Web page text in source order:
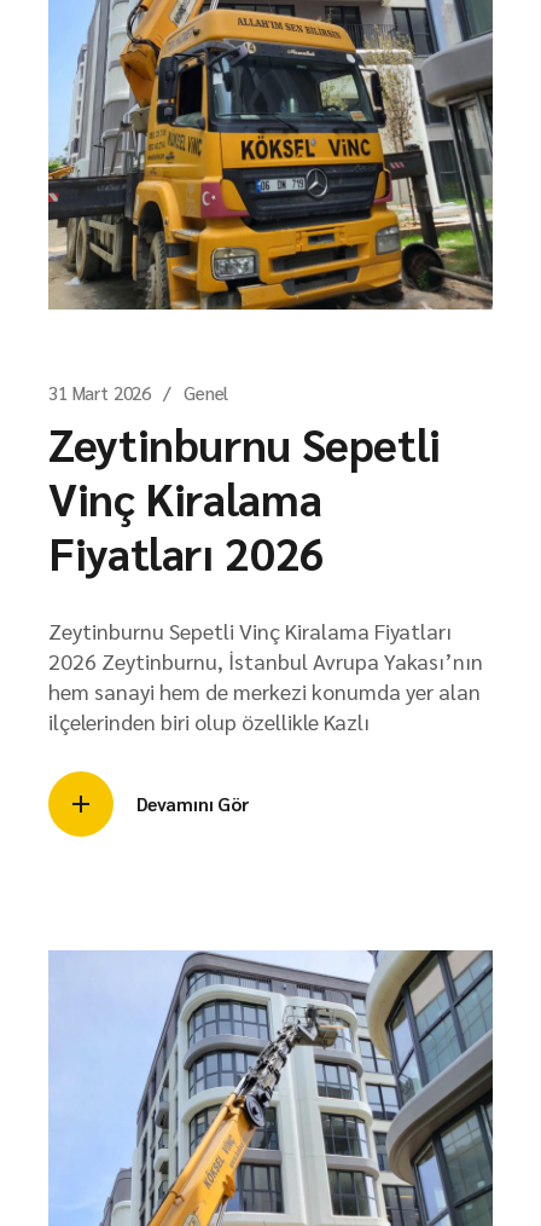
31 Mart 2026 Genel
Zeytinburnu Sepetli
Vinç Kiralama
Fiyatları 2026
Zeytinburnu Sepetli Vinç Kiralama Fiyatları
2026 Zeytinburnu, İstanbul Avrupa Yakası’nın
hem sanayi hem de merkezi konumda yer alan
ilçelerinden biri olup özellikle Kazlı
Devamını Gör